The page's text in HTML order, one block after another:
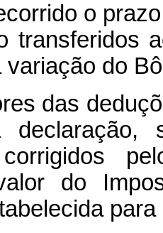
o
transferidos
do
das
declaração,
corrigidos
do